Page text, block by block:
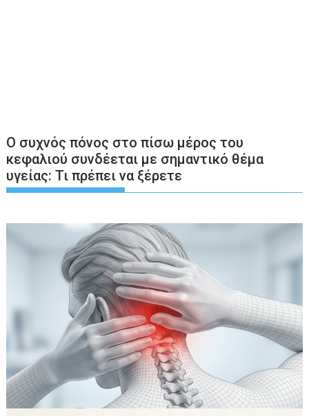
Ο συχνός πόνος στο πίσω μέρος του
κεφαλιού συνδέεται με σημαντικό θέμα
υγείας: Τι πρέπει να ξέρετε